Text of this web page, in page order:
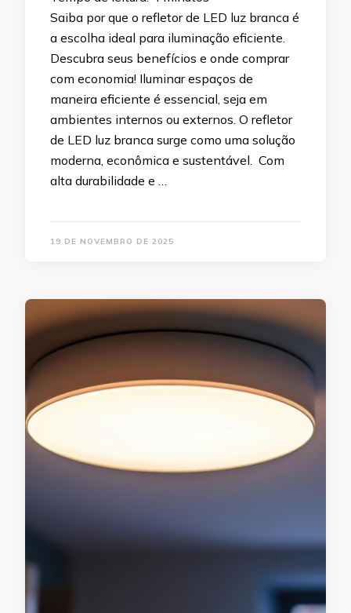
Saiba por que o refletor de LED luz branca é
a escolha ideal para iluminação eficiente.
Descubra seus benefícios e onde comprar
com economia! Iluminar espaços de
maneira eficiente é essencial, seja em
ambientes internos ou externos. O refletor
de LED luz branca surge como uma solução
moderna, econômica e sustentável. Com
alta durabilidade e …
19 DE NOVEMBRO DE 2025